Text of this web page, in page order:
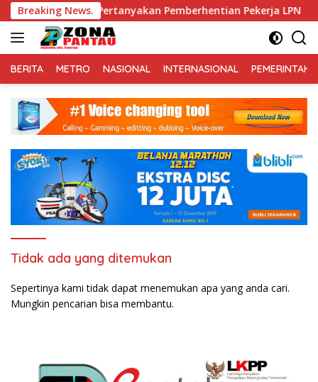
Langsung
ke
konten
Breaking News.
LPNS-PMBI Pertanyakan Pemberhentian Pekerja LPN
BERITA METRO NASIONAL INTERNASIONAL PEMERINTAH
Tidak ada yang ditemukan
Sepertinya kami tidak dapat menemukan apa yang anda cari.
Mungkin pencarian bisa membantu.